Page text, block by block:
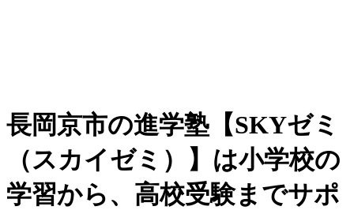
長岡京市の進学塾【SKYゼミ
（スカイゼミ）】は小学校の
学習から、高校受験までサポ